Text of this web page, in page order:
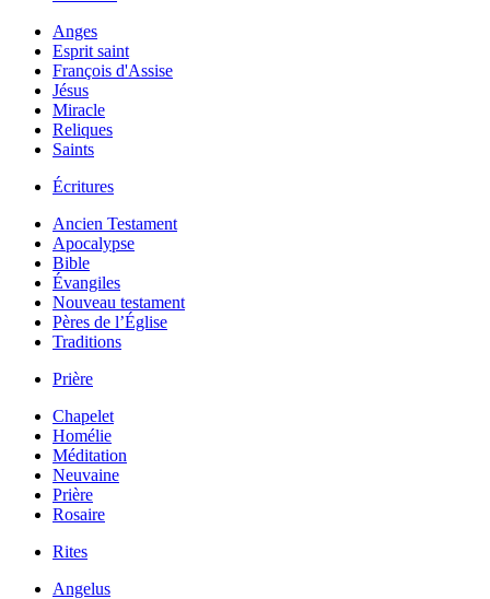
Anges
Esprit saint
François d'Assise
Jésus
Miracle
Reliques
Saints
Écritures
Ancien Testament
Apocalypse
Bible
Évangiles
Nouveau testament
Pères de l’Église
Traditions
Prière
Chapelet
Homélie
Méditation
Neuvaine
Prière
Rosaire
Rites
Angelus